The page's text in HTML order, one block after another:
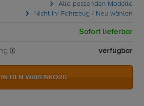
Alle passenden Modelle
Nicht Ihr Fahrzeug / Neu wählen
Sofort lieferbar
verfügbar
IN DEN WARENKORB